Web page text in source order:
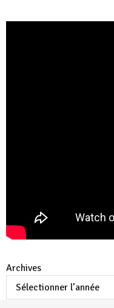
Archives